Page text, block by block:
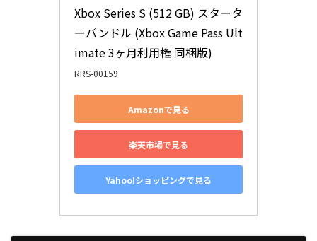
Xbox Series S (512 GB) スタータ
ーバンドル (Xbox Game Pass Ult
imate 3ヶ月利用権 同梱版)
RRS-00159
Amazonで見る
楽天市場で見る
Yahoo!ショッピングで見る